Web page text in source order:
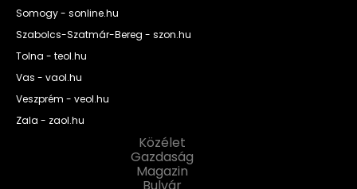
Somogy - sonline.hu
Szabolcs-Szatmár-Bereg - szon.hu
Tolna - teol.hu
Vas - vaol.hu
Veszprém - veol.hu
Zala - zaol.hu
Közélet
Gazdaság
Magazin